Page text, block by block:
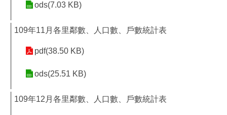
ods(7.03 KB)
109年11月各里鄰數、人口數、戶數統計表
pdf(38.50 KB)
ods(25.51 KB)
109年12月各里鄰數、人口數、戶數統計表